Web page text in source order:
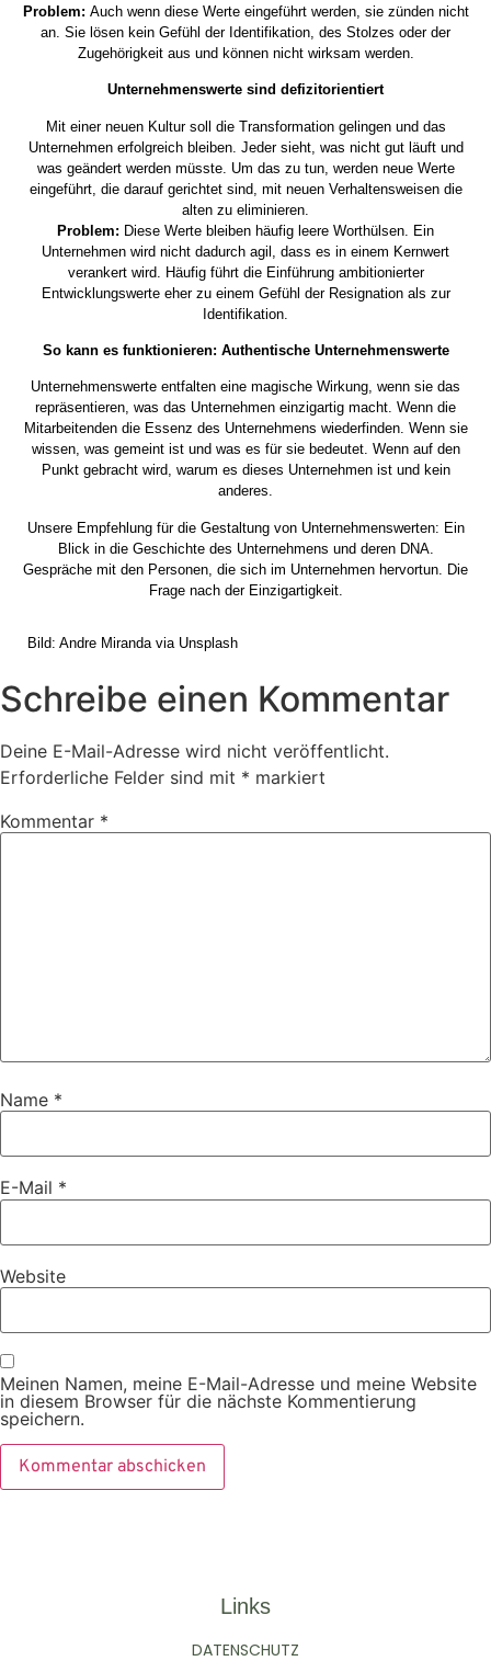
Problem: Auch wenn diese Werte eingeführt werden, sie zünden nicht
an. Sie lösen kein Gefühl der Identifikation, des Stolzes oder der
Zugehörigkeit aus und können nicht wirksam werden.
Unternehmenswerte sind defizitorientiert
Mit einer neuen Kultur soll die Transformation gelingen und das
Unternehmen erfolgreich bleiben. Jeder sieht, was nicht gut läuft und
was geändert werden müsste. Um das zu tun, werden neue Werte
eingeführt, die darauf gerichtet sind, mit neuen Verhaltensweisen die
alten zu eliminieren.
Problem: Diese Werte bleiben häufig leere Worthülsen. Ein
Unternehmen wird nicht dadurch agil, dass es in einem Kernwert
verankert wird. Häufig führt die Einführung ambitionierter
Entwicklungswerte eher zu einem Gefühl der Resignation als zur
Identifikation.
So kann es funktionieren: Authentische Unternehmenswerte
Unternehmenswerte entfalten eine magische Wirkung, wenn sie das
repräsentieren, was das Unternehmen einzigartig macht. Wenn die
Mitarbeitenden die Essenz des Unternehmens wiederfinden. Wenn sie
wissen, was gemeint ist und was es für sie bedeutet. Wenn auf den
Punkt gebracht wird, warum es dieses Unternehmen ist und kein
anderes.
Unsere Empfehlung für die Gestaltung von Unternehmenswerten: Ein
Blick in die Geschichte des Unternehmens und deren DNA.
Gespräche mit den Personen, die sich im Unternehmen hervortun. Die
Frage nach der Einzigartigkeit.
Bild: Andre Miranda via Unsplash
Schreibe einen Kommentar
Deine E-Mail-Adresse wird nicht veröffentlicht.
Erforderliche Felder sind mit * markiert
Kommentar *
Name *
E-Mail *
Website
Meinen Namen, meine E-Mail-Adresse und meine Website
in diesem Browser für die nächste Kommentierung
speichern.
Links
DATENSCHUTZ